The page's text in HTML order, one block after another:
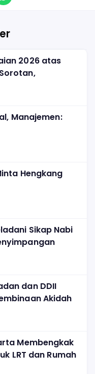
2026 atas
Manajemen:
Hengkang
Sikap Nabi
dan DDII
Akidah
Membengkak
LRT dan Rumah